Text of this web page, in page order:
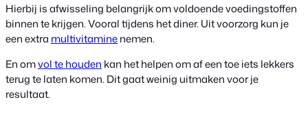
Hierbij is afwisseling belangrijk om voldoende voedingstoffen
binnen te krijgen. Vooral tijdens het diner. Uit voorzorg kun je
een extra multivitaminenemen.
En omvol te houden kan het helpen om af een toe iets lekkers
terug te laten komen. Dit gaat weinig uitmaken voor je
resultaat.